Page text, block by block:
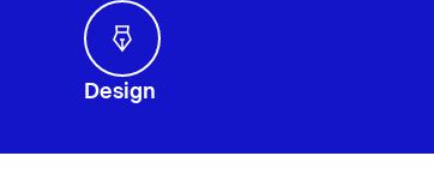
Design